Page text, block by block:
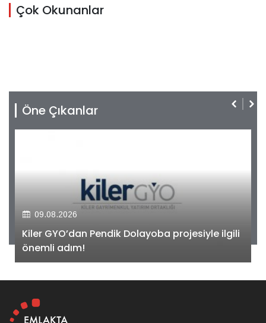
Çok Okunanlar
Öne Çıkanlar
09.08.2026
Kiler GYO’dan Pendik Dolayoba projesiyle ilgili
önemli adım!